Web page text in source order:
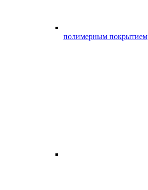
полимерным покрытием